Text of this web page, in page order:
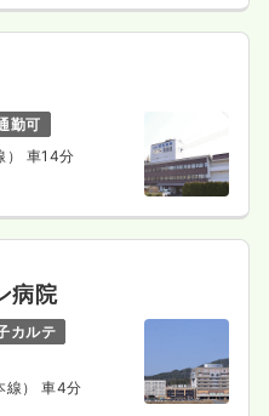
勤可
） 車14分
病院
カルテ
線） 車4分